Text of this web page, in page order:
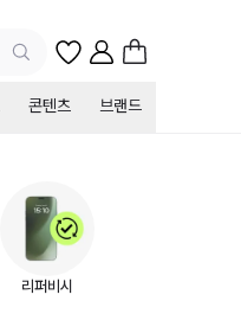
콘텐츠 브랜드
리퍼비시